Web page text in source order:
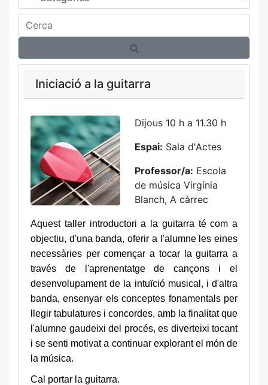
Cerca
Iniciació a la guitarra
Dijous 10 h a 11.30 h
Espai: Sala d'Actes
Professor/a: Escola
de música Virgínia
Blanch, A càrrec
Aquest taller introductori a la guitarra té com a
objectiu, d'una banda, oferir a l'alumne les eines
necessàries per començar a tocar la guitarra a
través de l'aprenentatge de cançons i el
desenvolupament de la intuïció musical, i d'altra
banda, ensenyar els conceptes fonamentals per
llegir tabulatures i concordes, amb la finalitat que
l'alumne gaudeixi del procés, es diverteixi tocant
i se senti motivat a continuar explorant el món de
la música.
Cal portar la guitarra.